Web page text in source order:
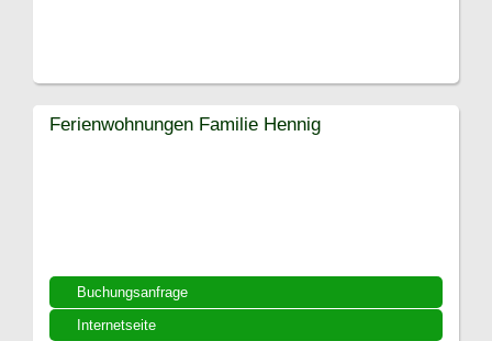
Buchungsanfrage
Internetseite
Ferienwohnungen Familie Hennig